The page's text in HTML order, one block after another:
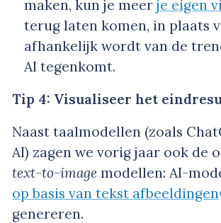
maken, kun je meer je eigen
terug laten komen, in plaats
afhankelijk wordt van de
AI tegenkomt.
Tip 4: Visualiseer het
Naast taalmodellen (zoals
AI) zagen we vorig jaar ook de
text-to-image modellen: AI-
op basis van tekst afbeeldingen
genereren.